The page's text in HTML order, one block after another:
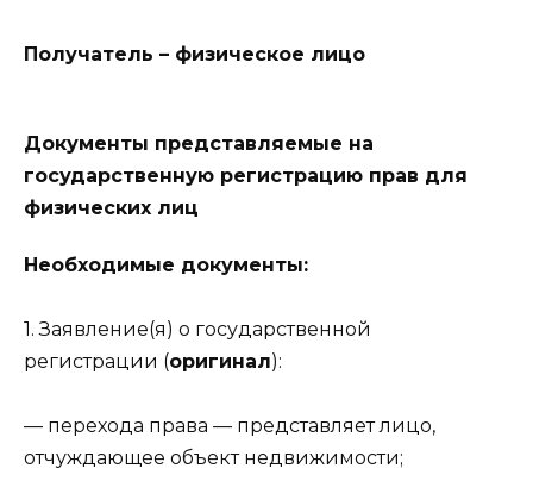
Получатель – физическое лицо
Документы представляемые на
государственную регистрацию прав для
физических лиц
Необходимые документы:
1. Заявление(я) о государственной
регистрации (оригинал):
— перехода права — представляет лицо,
отчуждающее объект недвижимости;